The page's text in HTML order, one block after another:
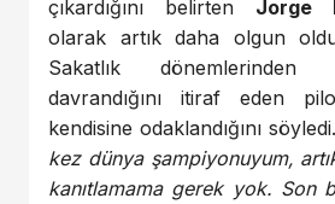
çıkardığını belirten Jorge
olarak artık daha olgun
Sakatlık
davrandığını itiraf eden
kendisine odaklandığını söyledi.
kez dünya şampiyonuyum,
kanıtlamama gerek yok. Son